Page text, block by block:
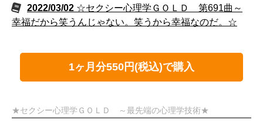
2022/03/02 ☆セクシー心理学ＧＯＬＤ 第691曲～
幸福だから笑うんじゃない。笑うから幸福なのだ。☆
1ヶ月分550円(税込)で購入
★セクシー心理学ＧＯＬＤ ～最先端の心理学技術★